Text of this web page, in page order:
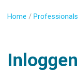
Home Professionals
Inloggen